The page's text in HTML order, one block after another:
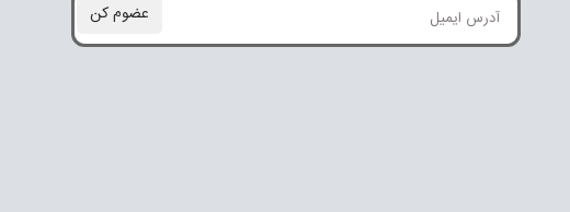
عضوم کن